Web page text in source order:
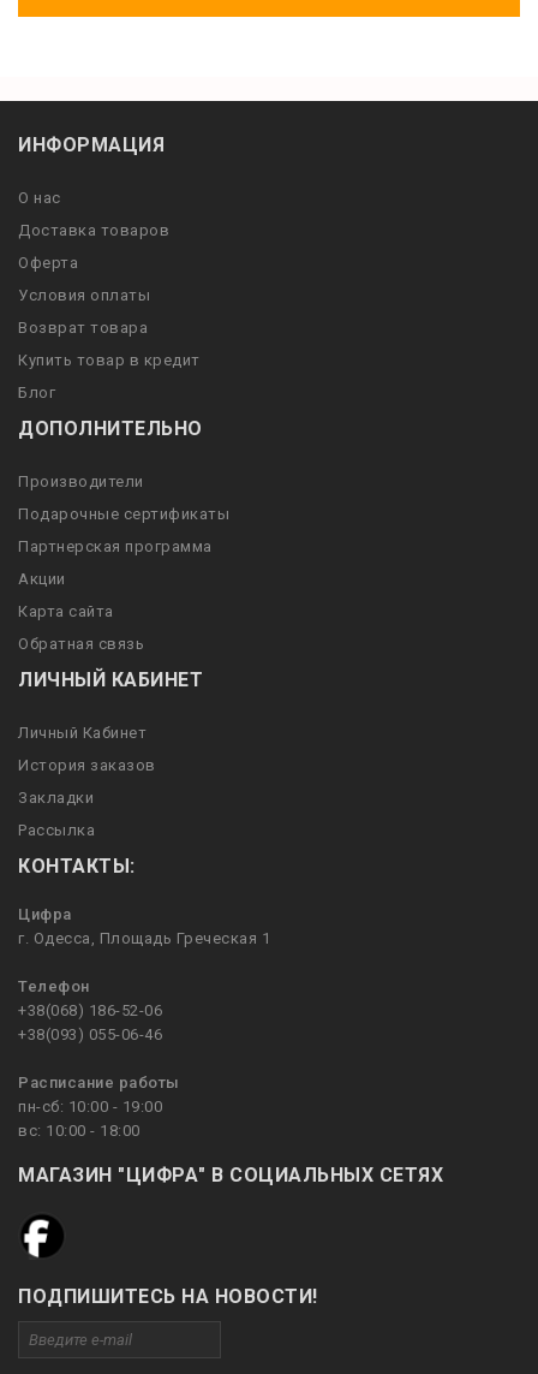
ИНФОРМАЦИЯ
О нас
Доставка товаров
Оферта
Условия оплаты
Возврат товара
Купить товар в кредит
Блог
ДОПОЛНИТЕЛЬНО
Производители
Подарочные сертификаты
Партнерская программа
Акции
Карта сайта
Обратная связь
ЛИЧНЫЙ КАБИНЕТ
Личный Кабинет
История заказов
Закладки
Рассылка
КОНТАКТЫ:
Цифра
г. Одесса, Площадь Греческая 1
Телефон
+38(068) 186-52-06
+38(093) 055-06-46
Расписание работы
пн-сб: 10:00 - 19:00
вс: 10:00 - 18:00
МАГАЗИН "ЦИФРА" В СОЦИАЛЬНЫХ СЕТЯХ
ПОДПИШИТЕСЬ НА НОВОСТИ!